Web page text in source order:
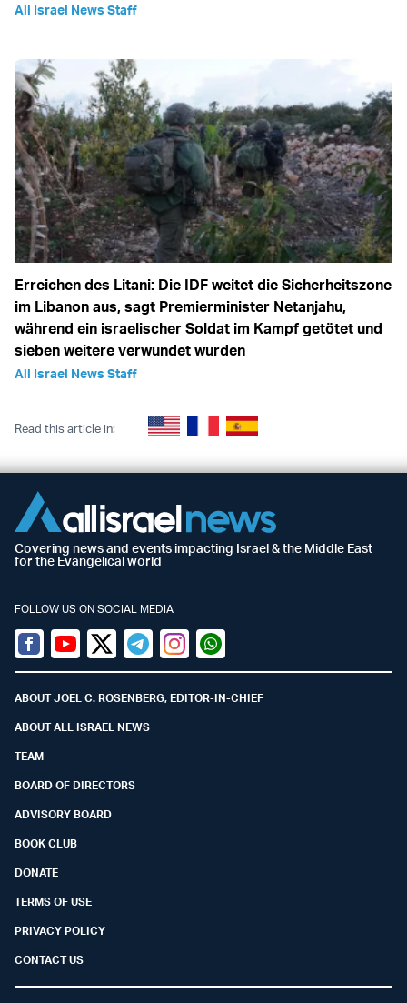
All Israel News Staff
Erreichen des Litani: Die IDF weitet die Sicherheitszone
im Libanon aus, sagt Premierminister Netanjahu,
während ein israelischer Soldat im Kampf getötet und
sieben weitere verwundet wurden
All Israel News Staff
Read this article in:
Covering news and events impacting Israel & the Middle East
for the Evangelical world
FOLLOW US ON SOCIAL MEDIA
Facebook
YoutubeTwitter (X)
TelegramInstagramWhatsapp
ABOUT JOEL C. ROSENBERG, EDITOR-IN-CHIEF
ABOUT ALL ISRAEL NEWS
TEAM
BOARD OF DIRECTORS
ADVISORY BOARD
BOOK CLUB
DONATE
TERMS OF USE
PRIVACY POLICY
CONTACT US